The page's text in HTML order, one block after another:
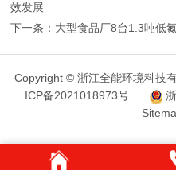
效发展
下一条：大型食品厂8台1.3吨低
Copyright © 浙江全能环境科技
ICP备2021018973号